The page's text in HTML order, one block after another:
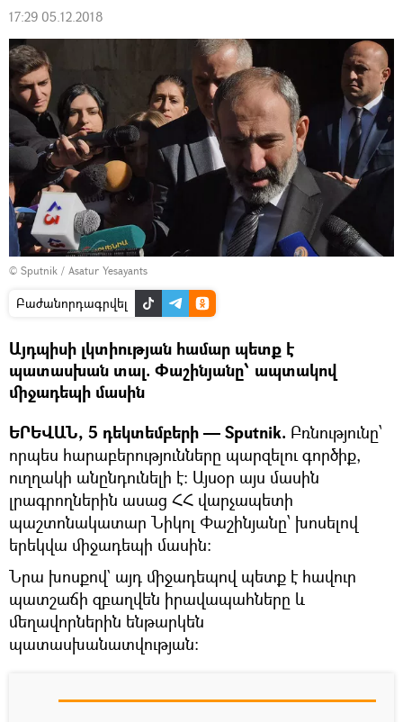
17:29 05.12.2018
© Sputnik / Asatur Yesayants
Բաժանորդագրվել
Այդպիսի լկտիության համար պետք է
պատասխան տալ. Փաշինյանը՝ ապտակով
միջադեպի մասին
ԵՐԵՎԱՆ, 5 դեկտեմբերի — Sputnik. Բռնությունը՝
որպես հարաբերությունները պարզելու գործիք,
ուղղակի անընդունելի է: Այսօր այս մասին
լրագրողներին ասաց ՀՀ վարչապետի
պաշտոնակատար Նիկոլ Փաշինյանը՝ խոսելով
երեկվա միջադեպի մասին:
Նրա խոսքով` այդ միջադեպով պետք է հավուր
պատշաճի զբաղվեն իրավապահները և
մեղավորներին ենթարկեն
պատասխանատվության: